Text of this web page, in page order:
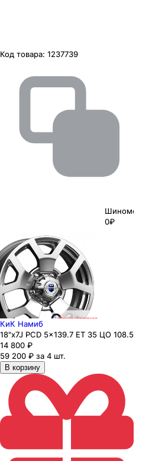
Код товара: 1237739
Шиномонтаж
0₽
КиК Намиб
18"x7J PCD 5x139.7 ЕТ 35 ЦО 108.5
14 800 ₽
59 200 ₽ за 4 шт.
В корзину